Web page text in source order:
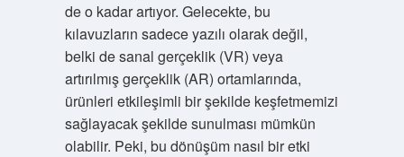
de o kadar artıyor. Gelecekte, bu
kılavuzların sadece yazılı olarak değil,
belki de sanal gerçeklik (VR) veya
artırılmış gerçeklik (AR) ortamlarında,
ürünleri etkileşimli bir şekilde keşfetmemizi
sağlayacak şekilde sunulması mümkün
olabilir. Peki, bu dönüşüm nasıl bir etki